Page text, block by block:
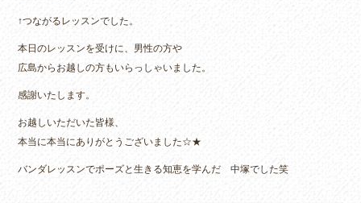
↑つながるレッスンでした。
本日のレッスンを受けに、男性の方や
広島からお越しの方もいらっしゃいました。
感謝いたします。
お越しいただいた皆様、
本当に本当にありがとうございました☆★
バンダレッスンでポーズと生きる知恵を学んだ 中塚でした笑